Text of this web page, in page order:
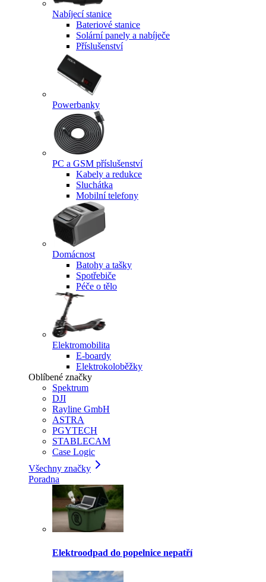
Nabíjecí stanice
Bateriové stanice
Solární panely a nabíječe
Příslušenství
Powerbanky
PC a GSM příslušenství
Kabely a redukce
Sluchátka
Mobilní telefony
Domácnost
Batohy a tašky
Spotřebiče
Péče o tělo
Elektromobilita
E-boardy
Elektrokoloběžky
Oblíbené značky
Spektrum
DJI
Rayline GmbH
ASTRA
PGYTECH
STABLECAM
Case Logic
Všechny značky
Poradna
Elektroodpad do popelnice nepatří